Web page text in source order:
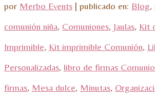
por Merbo Events | publicado en: Blog,
comunión niña, Comuniones, Jaulas, Kit
Imprimible, Kit imprimible Comunión,
Personalizadas, libro de firmas
firmas, Mesa dulce, Minutas,